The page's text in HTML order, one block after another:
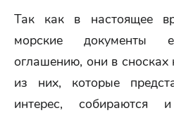
Так как в настоящее
морские документы
оглашению, они в сносках
из них, которые
интерес, собираются и